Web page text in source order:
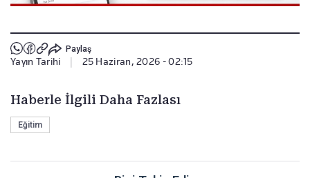
Paylaş
Yayın Tarihi 25 Haziran, 2026 - 02:15
Haberle İlgili Daha Fazlası
Eğitim